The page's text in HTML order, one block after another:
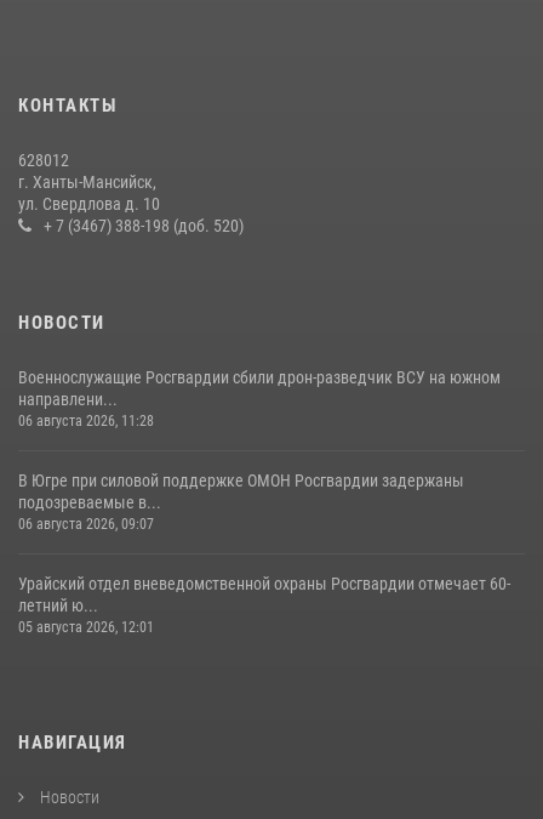
29 июля 2026, 09:54
форума развития гражданского общества «Добрино»
13 июля 2026, 11:47
КОНТАКТЫ
628012
г. Ханты-Мансийск,
ул. Свердлова д. 10
+ 7 (3467) 388-198 (доб. 520)
НОВОСТИ
Военнослужащие Росгвардии сбили дрон-разведчик ВСУ на южном
направлени...
06 августа 2026, 11:28
В Югре при силовой поддержке ОМОН Росгвардии задержаны
подозреваемые в...
06 августа 2026, 09:07
Урайский отдел вневедомственной охраны Росгвардии отмечает 60-
летний ю...
05 августа 2026, 12:01
НАВИГАЦИЯ
Новости